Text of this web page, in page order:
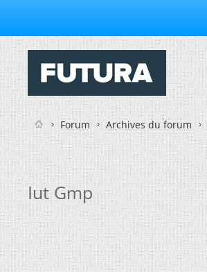
Forum Archives du forum
Iut Gmp